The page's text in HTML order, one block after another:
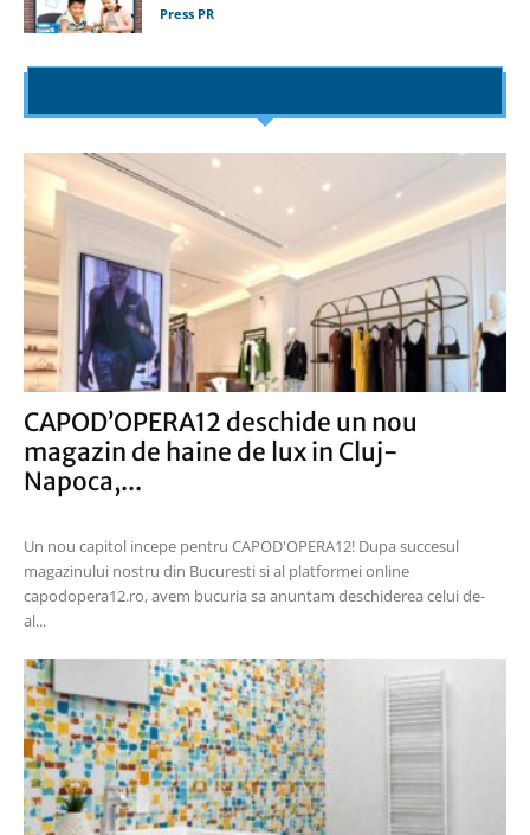
Press PR
CAPOD’OPERA12 deschide un nou
magazin de haine de lux in Cluj-
Napoca,...
Un nou capitol incepe pentru CAPOD'OPERA12! Dupa succesul
magazinului nostru din Bucuresti si al platformei online
capodopera12.ro, avem bucuria sa anuntam deschiderea celui de-
al...